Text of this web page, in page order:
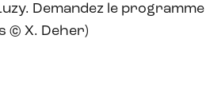
Demandez le programme
© X. Deher)